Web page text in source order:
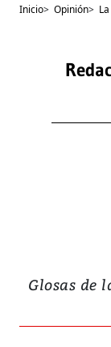
Inicio> Opinión>
Glosas de